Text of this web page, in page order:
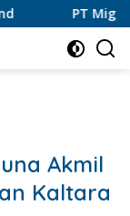
Migas Kaltara
Akmil
Kaltara